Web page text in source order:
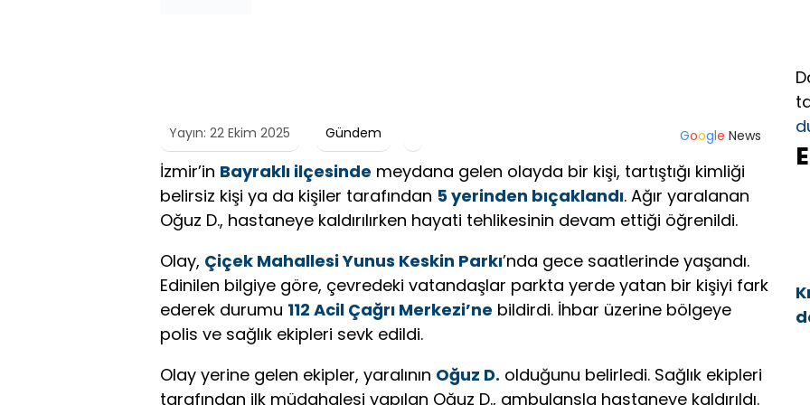
Yayın: 22 Ekim 2025 Gündem Google News
İzmir’in Bayraklı ilçesinde meydana gelen olayda bir kişi, tartıştığı kimliği
belirsiz kişi ya da kişiler tarafından 5 yerinden bıçaklandı. Ağır yaralanan
Oğuz D., hastaneye kaldırılırken hayati tehlikesinin devam ettiği öğrenildi.
Olay, Çiçek Mahallesi Yunus Keskin Parkı’nda gece saatlerinde yaşandı.
Edinilen bilgiye göre, çevredeki vatandaşlar parkta yerde yatan bir kişiyi fark
ederek durumu 112 Acil Çağrı Merkezi’ne bildirdi. İhbar üzerine bölgeye
polis ve sağlık ekipleri sevk edildi.
Olay yerine gelen ekipler, yaralının Oğuz D. olduğunu belirledi. Sağlık ekipleri
tarafından ilk müdahalesi yapılan Oğuz D., ambulansla hastaneye kaldırıldı.